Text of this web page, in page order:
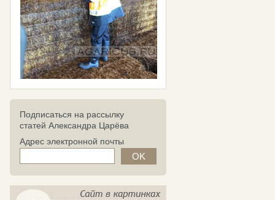
Подписаться на рассылку
статей Александра Царёва
Адрес электронной почты